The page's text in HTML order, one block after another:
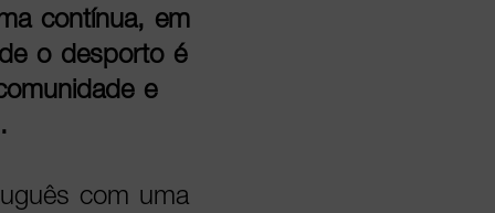
contínua, em
o desporto é
e
com uma